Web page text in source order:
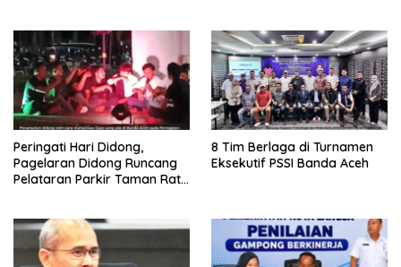
Peringati Hari Didong,
Pagelaran Didong Runcang
Pelataran Parkir Taman Ratu
8 Tim Berlaga di Turnamen
Eksekutif PSSI Banda Aceh